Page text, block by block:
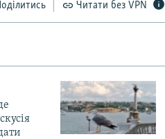
Поділитись Читати без VPN